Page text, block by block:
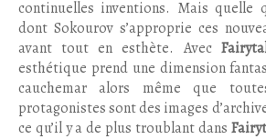
continuelles inventions. Mais quelle
dont Sokourov s’approprie ces
avant tout en esthète. Avec
esthétique prend une dimension
cauchemar alors même que
protagonistes sont des images
ce qu’il y a de plus troublant dans